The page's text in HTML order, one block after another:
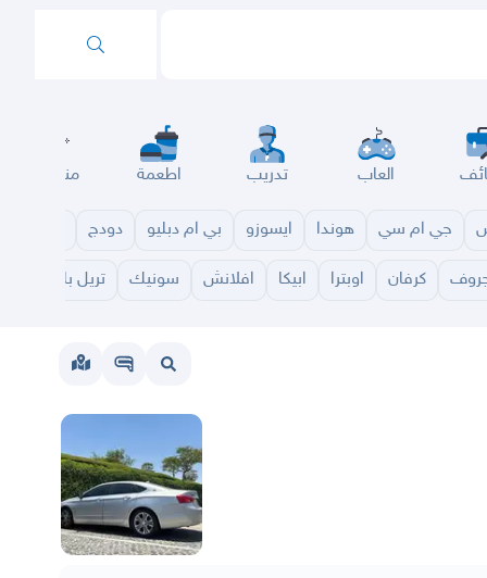
العاب تدريب اطعمة مناسبات
جي ام سي هوندا ايسوزو بي ام دبليو دودج
كرفان اوبترا ابيكا افلانش سونيك تريل بليزر